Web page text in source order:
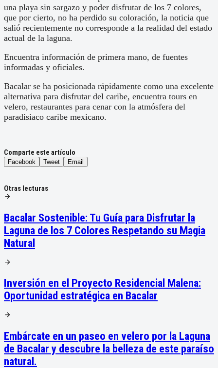
una playa sin sargazo y poder disfrutar de los 7 colores,
que por cierto, no ha perdido su coloración, la noticia que
salió recientemente no corresponde a la realidad del estado
actual de la laguna.
Encuentra información de primera mano, de fuentes
informadas y oficiales.
Bacalar se ha posicionada rápidamente como una excelente
alternativa para disfrutar del caribe, encuentra tours en
velero, restaurantes para cenar con la atmósfera del
paradisiaco caribe mexicano.
Comparte este artículo
Facebook Tweet Email
Otras lecturas
Bacalar Sostenible: Tu Guía para Disfrutar la
Laguna de los 7 Colores Respetando su Magia
Natural
Inversión en el Proyecto Residencial Malena:
Oportunidad estratégica en Bacalar
Embárcate en un paseo en velero por la Laguna
de Bacalar y descubre la belleza de este paraíso
natural.